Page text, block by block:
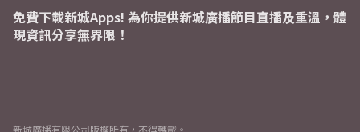
免費下載新城Apps! 為你提供新城廣播節目直播及重溫，體
現資訊分享無界限！